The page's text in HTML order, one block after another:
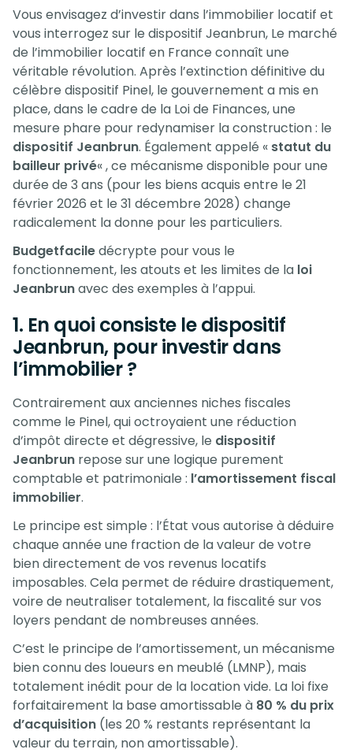
Vous envisagez d’investir dans l’immobilier locatif et
vous interrogez sur le dispositif Jeanbrun, Le marché
de l’immobilier locatif en France connaît une
véritable révolution. Après l’extinction définitive du
célèbre dispositif Pinel, le gouvernement a mis en
place, dans le cadre de la Loi de Finances, une
mesure phare pour redynamiser la construction : le
dispositif Jeanbrun. Également appelé « statut du
bailleur privé« , ce mécanisme disponible pour une
durée de 3 ans (pour les biens acquis entre le 21
février 2026 et le 31 décembre 2028) change
radicalement la donne pour les particuliers.
Budgetfaciledécrypte pour vous le
fonctionnement, les atouts et les limites de la loi
Jeanbrunavec des exemples à l’appui.
1. En quoi consiste le dispositif
Jeanbrun, pour investir dans
l’immobilier ?
Contrairement aux anciennes niches fiscales
comme le Pinel, qui octroyaient une réduction
d’impôt directe et dégressive, le dispositif
Jeanbrun repose sur une logique purement
comptable et patrimoniale : l’amortissement fiscal
immobilier.
Le principe est simple : l’État vous autorise à déduire
chaque année une fraction de la valeur de votre
bien directement de vos revenus locatifs
imposables. Cela permet de réduire drastiquement,
voire de neutraliser totalement, la fiscalité sur vos
loyers pendant de nombreuses années.
C’est le principe de l’amortissement, un mécanisme
bien connu des loueurs en meublé (LMNP), mais
totalement inédit pour de la location vide. La loi fixe
forfaitairement la base amortissable à 80 % du prix
d’acquisition (les 20 % restants représentant la
valeur du terrain, non amortissable).